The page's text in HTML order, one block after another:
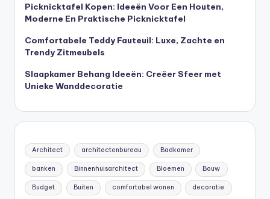
Picknicktafel Kopen: Ideeën Voor Een Houten,
Moderne En Praktische Picknicktafel
Comfortabele Teddy Fauteuil: Luxe, Zachte en
Trendy Zitmeubels
Slaapkamer Behang Ideeën: Creëer Sfeer met
Unieke Wanddecoratie
Architect architectenbureau Badkamer
banken Binnenhuisarchitect Bloemen Bouw
Budget Buiten comfortabel wonen decoratie